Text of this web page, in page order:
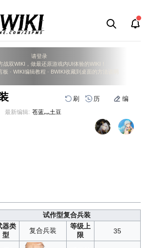
请登录
战双WIKI，做最还原游戏内UI体验的WIKI！
板 · WIKI编辑教程 · BWIKI收藏到桌面的方法说明
刷 历 编
最新编辑: 苍蓝灬土豆
试作型复合兵装
器类
型
复合兵装
等级上
限
35